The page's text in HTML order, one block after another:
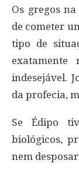
Os gregos
de cometer
tipo de
indesejável.
da profecia,
Se Édipo
biológicos,
nem